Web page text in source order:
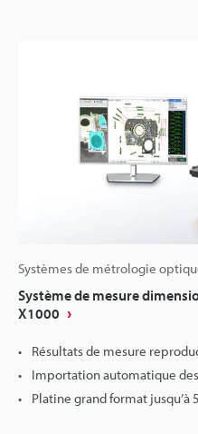
Systèmes de métrologie
Système de mesure
X1000
Résultats de mesure
Importation automatique
Platine grand format jusqu’à